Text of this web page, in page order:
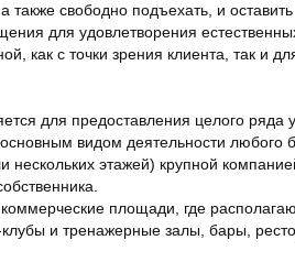
свободно подъехать, и оставить
для удовлетворения
как с точки зрения клиента, так и
для предоставления целого ряда
видом деятельности любого
нескольких этажей) крупной
коммерческие площади, где
и тренажерные залы, бары,